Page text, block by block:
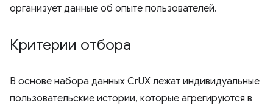
организует данные об опыте пользователей.
Критерии отбора
В основе набора данных CrUX лежат индивидуальные
пользовательские истории, которые агрегируются в